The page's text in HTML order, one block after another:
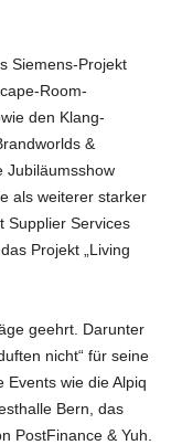
Siemens-Projekt
Room-
den Klang-
&
Jubiläumsshow
als weiterer starker
Supplier Services
Projekt „Living
geehrt. Darunter
nicht“ für seine
wie die Alpiq
Bern, das
PostFinance & Yuh.